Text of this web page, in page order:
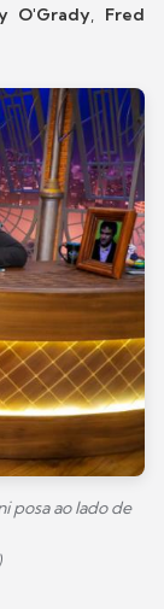
O'Grady, Fred
posa ao lado de